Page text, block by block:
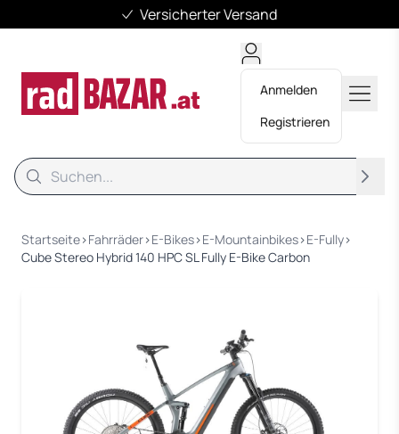
Versicherter Versand
Anmelden
Registrieren
Suche
Startseite›Fahrräder›E-Bikes›E-Mountainbikes›E-Fully›
Cube Stereo Hybrid 140 HPC SL Fully E-Bike Carbon